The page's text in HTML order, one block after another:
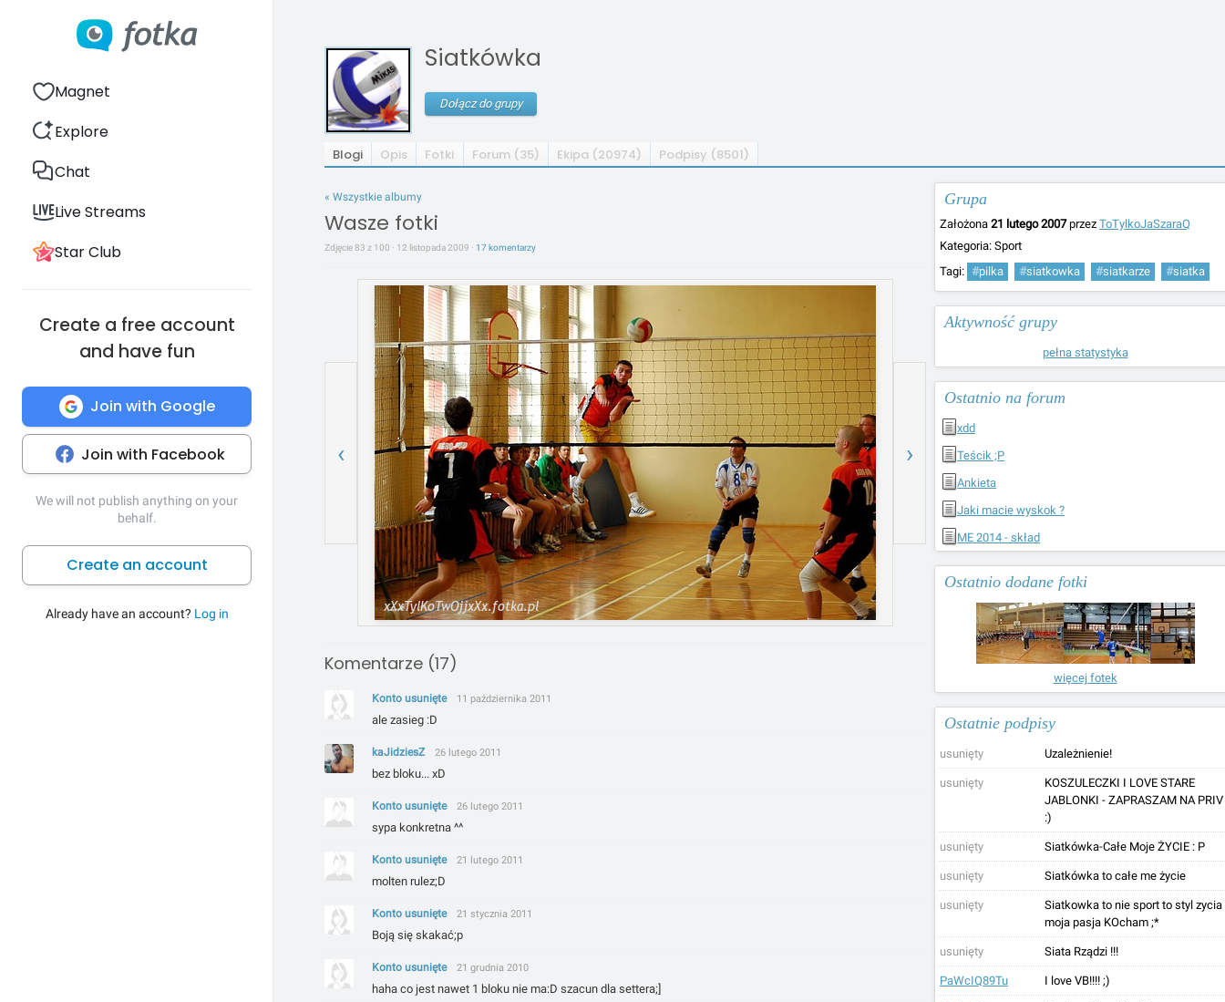
Magnet
Explore
Chat
Live Streams
Star Club
Create a free account
and have fun
Join with Google
Join with Facebook
We will not publish anything on your
behalf.
Create an account
Already have an account? Log in
Siatkówka
Dołącz do grupy
Blogi Opis Fotki Forum (35) Ekipa (20974) Podpisy (8501)
Grupa
Założona 21 lutego 2007przez ToTylkoJaSzaraQ
Kategoria: Sport
Tagi: #pilka #siatkowka #siatkarze #siatka
Aktywność grupy
pełna statystyka
Ostatnio na forum
xdd
Teścik ;P
Ankieta
Jaki macie wyskok ?
ME 2014 - skład
Ostatnio dodane fotki
więcej fotek
Ostatnie podpisy
usunięty Uzależnienie!
usunięty
KOSZULECZKI I LOVE STARE
JABLONKI - ZAPRASZAM NA PRIV
:)
usunięty Siatkówka-Całe Moje ŻYCIE : P
usunięty Siatkówka to całe me życie
usunięty
Siatkowka to nie sport to styl zycia
moja pasja KOcham ;*
usunięty Siata Rządzi !!!
PaWcIQ89Tu I love VB!!!! ;)
« Wszystkie albumy
Wasze fotki
Zdjęcie 83 z 100 · 12 listopada 2009 · 17 komentarzy
‹ ›
Komentarze (17)
Konto usunięte 11 października 2011
ale zasieg :D
kaJidziesZ 26 lutego 2011
bez bloku... xD
Konto usunięte 26 lutego 2011
sypa konkretna ^^
Konto usunięte 21 lutego 2011
molten rulez;D
Konto usunięte 21 stycznia 2011
Boją się skakać;p
Konto usunięte 21 grudnia 2010
haha co jest nawet 1 bloku nie ma:D szacun dla settera;]